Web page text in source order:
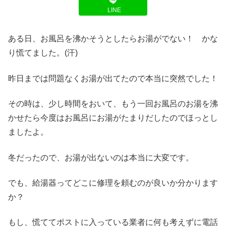
LINE
ある日、お風呂を沸かそうとしたらお湯がでない！ かな
り慌てました。(汗)
昨日までは問題なくお湯が出てたので本当に突然でした！
その時は、少し時間をおいて、もう一回お風呂のお湯を沸
かせたら今度はお風呂にお湯がたまりだしたのでほっとし
ましたよ。
冬だったので、お湯が出ないのは本当に大変です。
でも、給湯器ってどこに修理を頼むのが良いか分かります
か？
もし、慌ててポストに入っている業者に何も考えずに電話